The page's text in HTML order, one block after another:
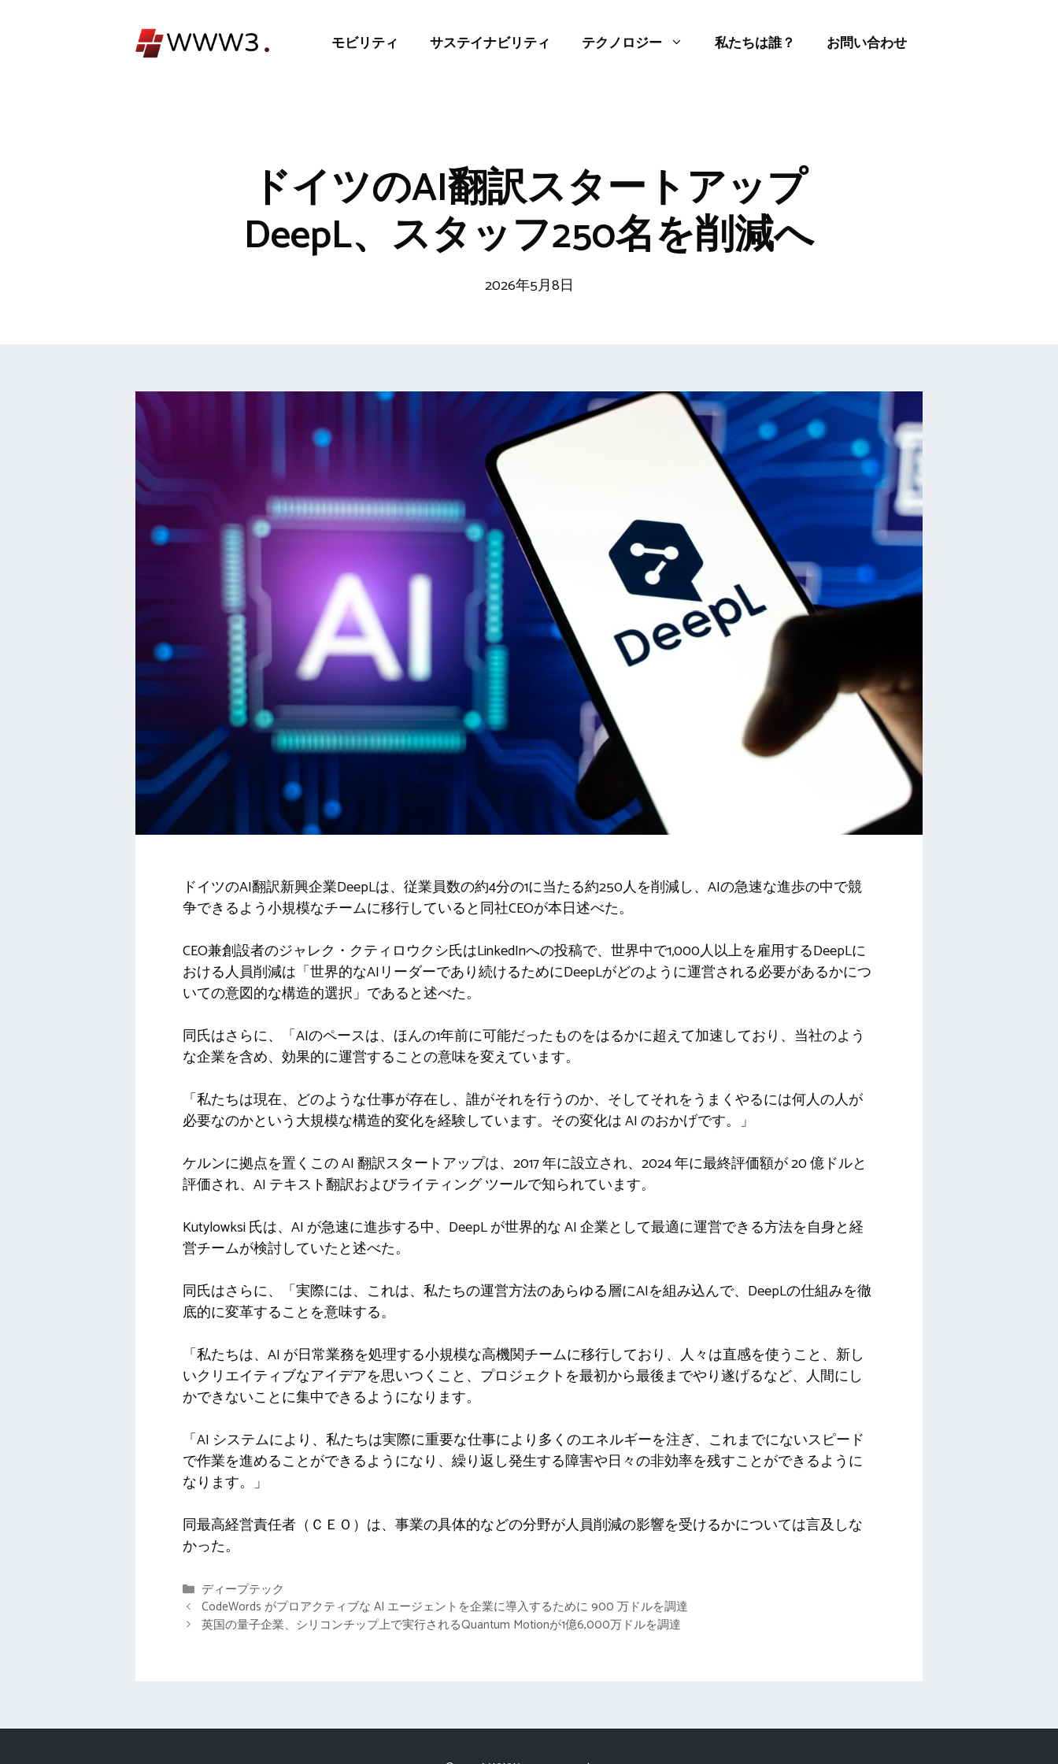
モビリティ サステイナビリティ テクノロジー 私たちは誰？ お問い合わせ
ドイツのAI翻訳スタートアップ
DeepL、スタッフ250名を削減へ
2026年5月8日
ドイツのAI翻訳新興企業DeepLは、従業員数の約4分の1に当たる約250人を削減し、AIの急速な進歩の中で競
争できるよう小規模なチームに移行していると同社CEOが本日述べた。
CEO兼創設者のジャレク・クティロウクシ氏はLinkedInへの投稿で、世界中で1,000人以上を雇用するDeepLに
おける人員削減は「世界的なAIリーダーであり続けるためにDeepLがどのように運営される必要があるかにつ
いての意図的な構造的選択」であると述べた。
同氏はさらに、「AIのペースは、ほんの1年前に可能だったものをはるかに超えて加速しており、当社のよう
な企業を含め、効果的に運営することの意味を変えています。
「私たちは現在、どのような仕事が存在し、誰がそれを行うのか、そしてそれをうまくやるには何人の人が
必要なのかという大規模な構造的変化を経験しています。その変化は AI のおかげです。」
ケルンに拠点を置くこの AI 翻訳スタートアップは、2017 年に設立され、2024 年に最終評価額が 20 億ドルと
評価され、AI テキスト翻訳およびライティング ツールで知られています。
Kutylowksi 氏は、AI が急速に進歩する中、DeepL が世界的な AI 企業として最適に運営できる方法を自身と経
営チームが検討していたと述べた。
同氏はさらに、「実際には、これは、私たちの運営方法のあらゆる層にAIを組み込んで、DeepLの仕組みを徹
底的に変革することを意味する。
「私たちは、AI が日常業務を処理する小規模な高機関チームに移行しており、人々は直感を使うこと、新し
いクリエイティブなアイデアを思いつくこと、プロジェクトを最初から最後までやり遂げるなど、人間にし
かできないことに集中できるようになります。
「AI システムにより、私たちは実際に重要な仕事により多くのエネルギーを注ぎ、これまでにないスピード
で作業を進めることができるようになり、繰り返し発生する障害や日々の非効率を残すことができるように
なります。」
同最高経営責任者（ＣＥＯ）は、事業の具体的などの分野が人員削減の影響を受けるかについては言及しな
かった。
カ
テ
ゴ
ディープテック
CodeWords がプロアクティブな AI エージェントを企業に導入するために 900 万ドルを調達
英国の量子企業、シリコンチップ上で実行されるQuantum Motionが1億6,000万ドルを調達